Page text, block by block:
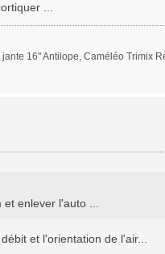
...
16" Antilope, Caméléo Trimix
enlever l'auto ...
et l'orientation de l'air...